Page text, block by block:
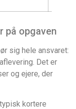
på opgaven
sig hele ansvaret:
Det er
og ejere, der
kortere